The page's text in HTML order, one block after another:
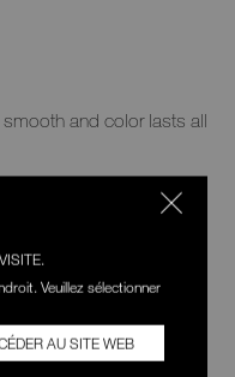
and color lasts all
Veuillez sélectionner
AU SITE WEB